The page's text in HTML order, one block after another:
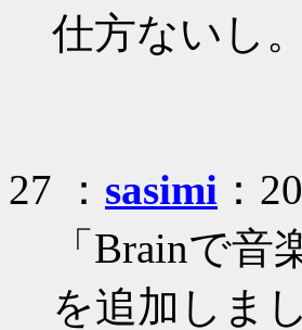
仕方ないし。
27 ： sasimi ：
「Brainで
を追加しま